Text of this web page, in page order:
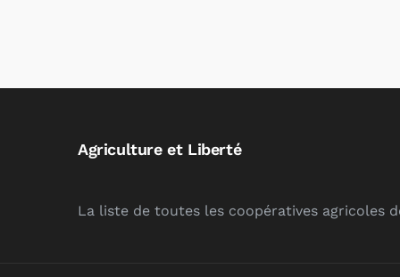
Agriculture et Liberté
La liste de toutes les coopératives agricoles